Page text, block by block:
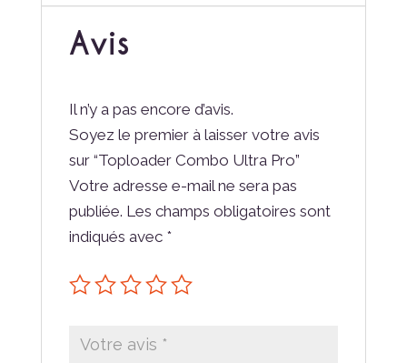
Avis
Il n’y a pas encore d’avis.
Soyez le premier à laisser votre avis
sur “Toploader Combo Ultra Pro”
Votre adresse e-mail ne sera pas
publiée. Les champs obligatoires sont
indiqués avec *